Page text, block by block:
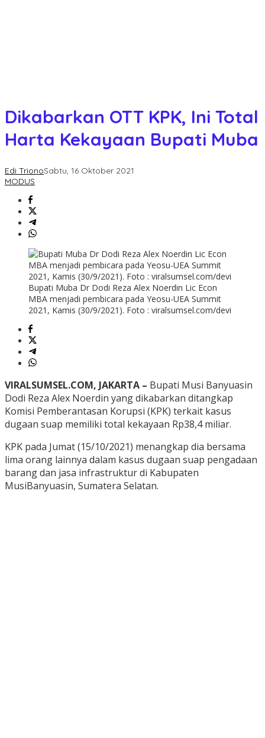
Dikabarkan OTT KPK, Ini Total
Harta Kekayaan Bupati Muba
Edi TrionoSabtu, 16 Oktober 2021
MODUS
Bupati Muba Dr Dodi Reza Alex Noerdin Lic Econ
MBA menjadi pembicara pada Yeosu-UEA Summit
2021, Kamis (30/9/2021). Foto : viralsumsel.com/devi
VIRALSUMSEL.COM, JAKARTA – Bupati Musi Banyuasin
Dodi Reza Alex Noerdin yang dikabarkan ditangkap
Komisi Pemberantasan Korupsi (KPK) terkait kasus
dugaan suap memiliki total kekayaan Rp38,4 miliar.
KPK pada Jumat (15/10/2021) menangkap dia bersama
lima orang lainnya dalam kasus dugaan suap pengadaan
barang dan jasa infrastruktur di Kabupaten
MusiBanyuasin, Sumatera Selatan.